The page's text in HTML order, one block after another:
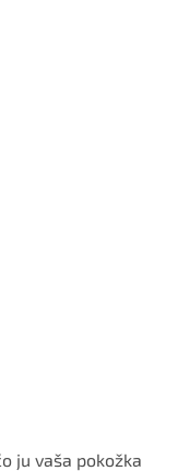
ju vaša pokožka